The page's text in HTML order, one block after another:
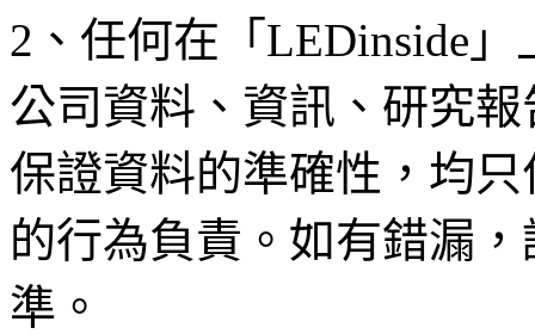
2、任何在「LEDinside
公司資料、資訊、研究
保證資料的準確性，均
的行為負責。如有錯漏
準。